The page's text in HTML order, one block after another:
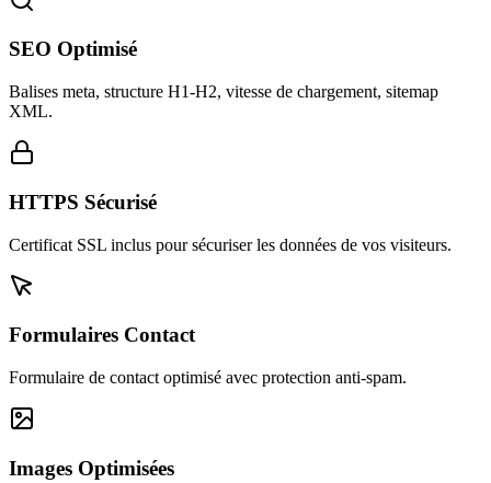
SEO Optimisé
Balises meta, structure H1-H2, vitesse de chargement, sitemap
XML.
HTTPS Sécurisé
Certificat SSL inclus pour sécuriser les données de vos visiteurs.
Formulaires Contact
Formulaire de contact optimisé avec protection anti-spam.
Images Optimisées